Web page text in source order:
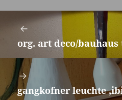
Beitragsnavigation
Vorheriger
Beitrag:
org. art deco/
Nächster
gangkofner leuchte